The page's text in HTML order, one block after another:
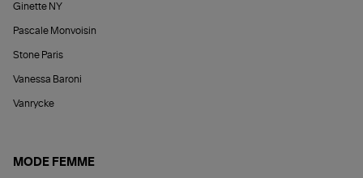
Ginette NY
Pascale Monvoisin
Stone Paris
Vanessa Baroni
Vanrycke
MODE FEMME